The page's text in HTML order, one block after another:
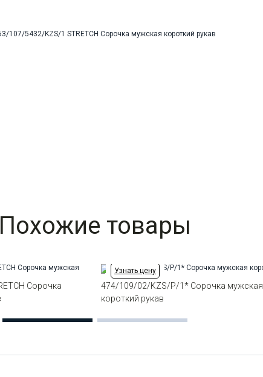
Похожие товары
Сорочка
Узнать цену
474/109/02/KZS/P/1* Сорочка мужская
короткий рукав